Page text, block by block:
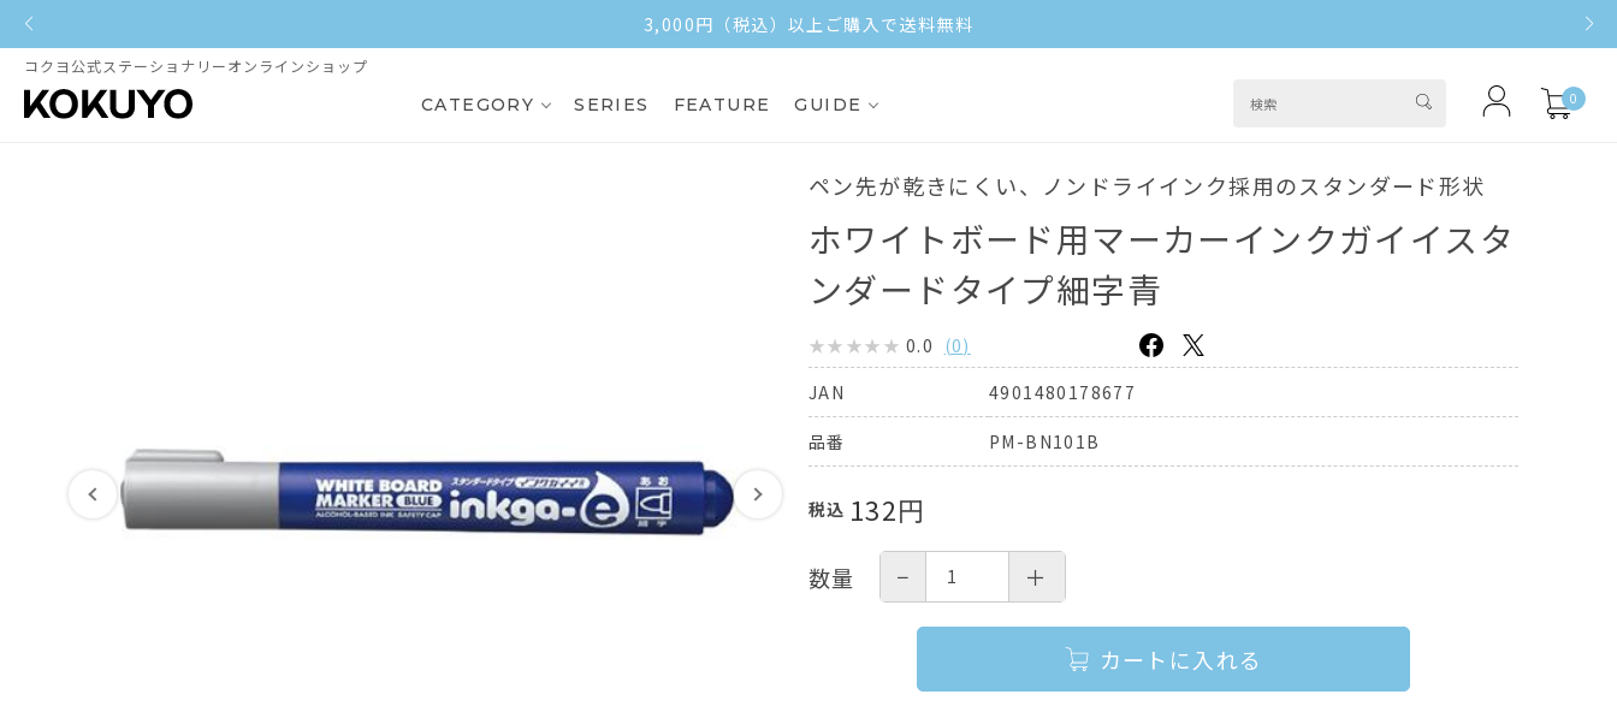
3,000円（税込）以上ご購入で送料無料
コクヨ公式ステーショナリーオンラインショップ
CATEGORY SERIES FEATURE GUIDE 0
ペン先が乾きにくい、ノンドライインク採用のスタンダード形状
ホワイトボード用マーカーインクガイイスタ
ンダードタイプ細字青
0.0 (0)
JAN
4901480178677
品番 PM-BN101B
税込 132円
数量 − ＋
カートに入れる